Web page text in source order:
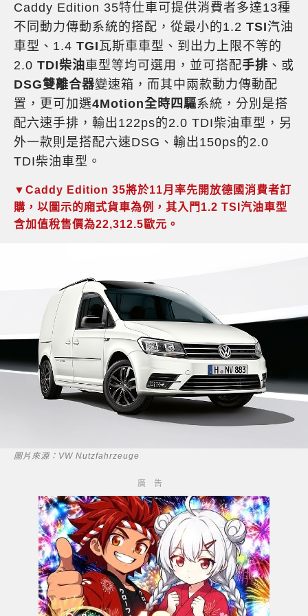
Caddy Edition 35特仕車可提供消費者多達13種
不同動力傳動系統的搭配，從最小的1.2 TSI汽油
車型、1.4 TGI瓦斯車車型、到出力上限不等的
2.0 TDI柴油車型等均可選用，並可搭配手排 、或
DSG雙離合器變速箱，而其中兩款動力傳動配
置，更可加選4Motion全時四驅系統，分別是搭
配六速手排，輸出122ps的2.0 TDI柴油車型，另
外一款則是搭配六速DSG、輸出150ps的2.0
TDI柴油車型。
▼Caddy Edition 35將於11月率先開放德國消費者訂
購，以圖示的廂式貨車為例，其入門1.2 TSI汽油車型
含加值稅售價為22,312.5歐元。
圖片來源：VW Nutzfahrzeuge